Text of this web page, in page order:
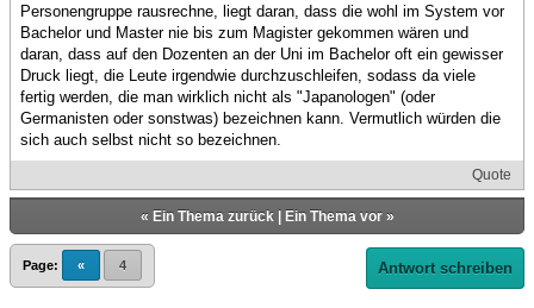
Personengruppe rausrechne, liegt daran, dass die wohl im System vor
Bachelor und Master nie bis zum Magister gekommen wären und
daran, dass auf den Dozenten an der Uni im Bachelor oft ein gewisser
Druck liegt, die Leute irgendwie durchzuschleifen, sodass da viele
fertig werden, die man wirklich nicht als "Japanologen" (oder
Germanisten oder sonstwas) bezeichnen kann. Vermutlich würden die
sich auch selbst nicht so bezeichnen.
Quote
« Ein Thema zurück| Ein Thema vor»
Page: « 4 Antwort schreiben